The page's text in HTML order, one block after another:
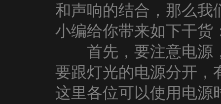
和声响的结合，那么我
小编给你带来如下干货
首先，要注意电源，
要跟灯光的电源分开，
这里各位可以使用电源